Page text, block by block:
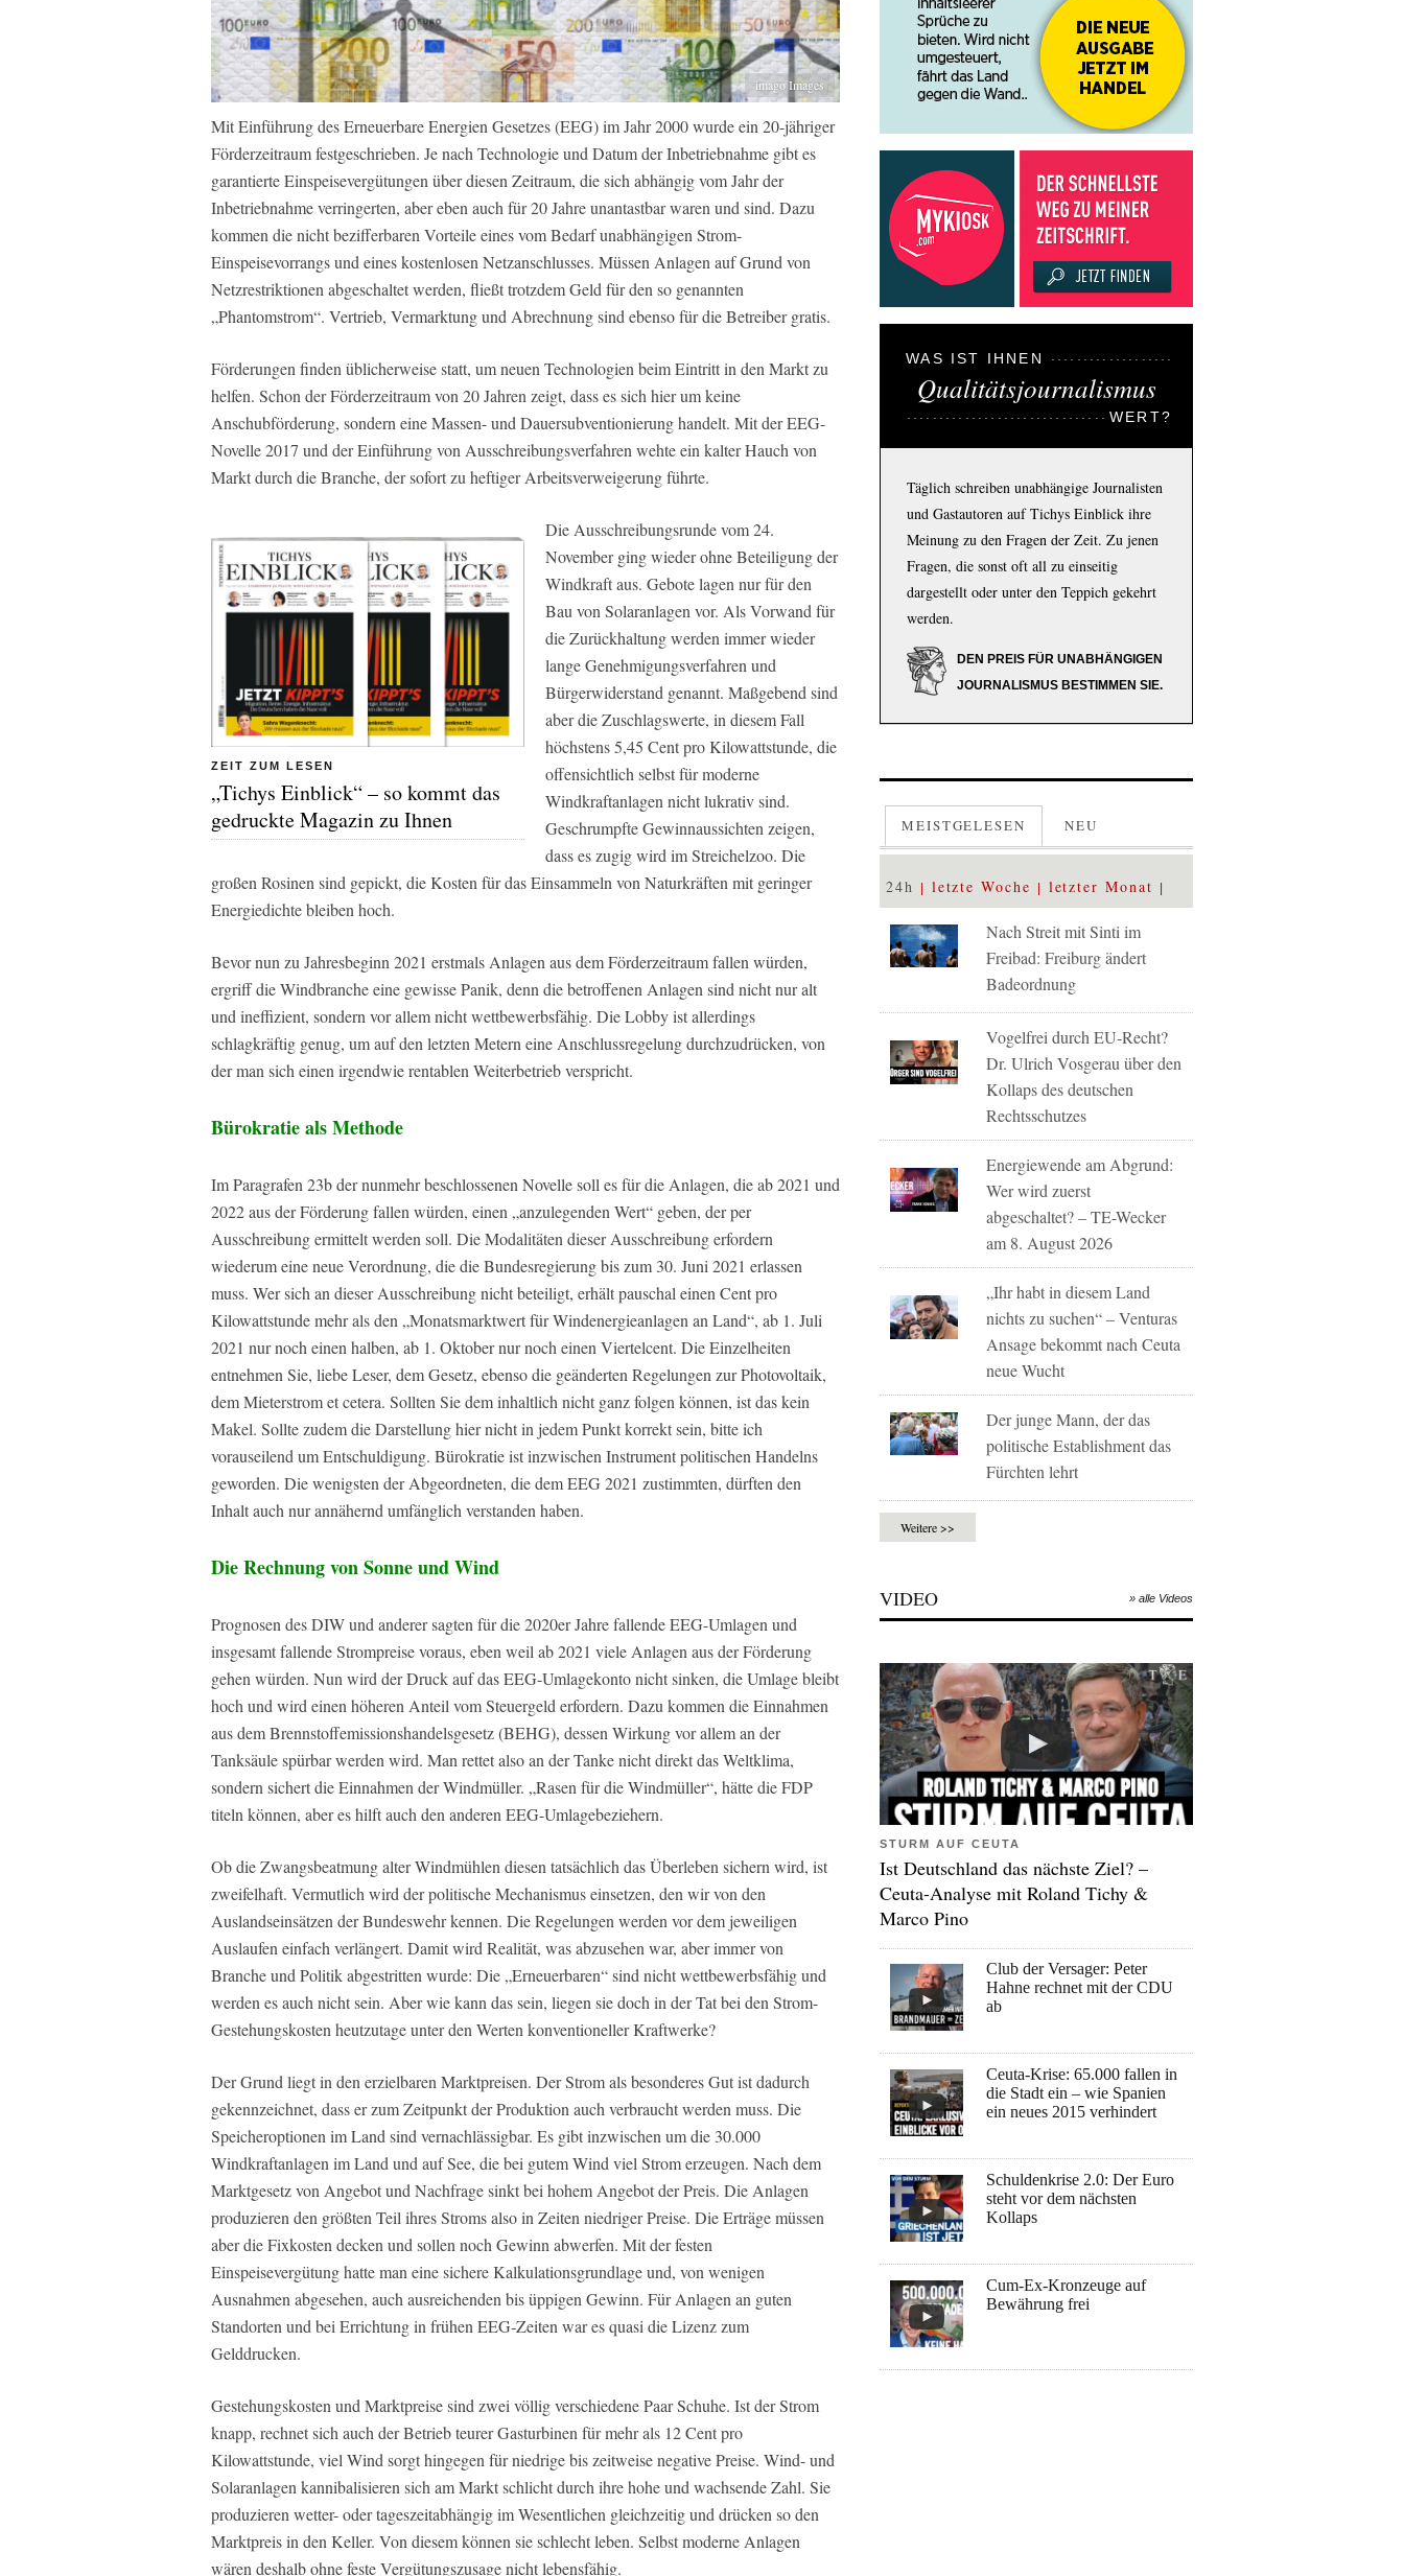
imago Images
Mit Einführung des Erneuerbare Energien Gesetzes (EEG) im Jahr 2000 wurde ein 20-jähriger
Förderzeitraum festgeschrieben. Je nach Technologie und Datum der Inbetriebnahme gibt es
garantierte Einspeisevergütungen über diesen Zeitraum, die sich abhängig vom Jahr der
Inbetriebnahme verringerten, aber eben auch für 20 Jahre unantastbar waren und sind. Dazu
kommen die nicht bezifferbaren Vorteile eines vom Bedarf unabhängigen Strom-
Einspeisevorrangs und eines kostenlosen Netzanschlusses. Müssen Anlagen auf Grund von
Netzrestriktionen abgeschaltet werden, fließt trotzdem Geld für den so genannten
„Phantomstrom“. Vertrieb, Vermarktung und Abrechnung sind ebenso für die Betreiber gratis.
Förderungen finden üblicherweise statt, um neuen Technologien beim Eintritt in den Markt zu
helfen. Schon der Förderzeitraum von 20 Jahren zeigt, dass es sich hier um keine
Anschubförderung, sondern eine Massen- und Dauersubventionierung handelt. Mit der EEG-
Novelle 2017 und der Einführung von Ausschreibungsverfahren wehte ein kalter Hauch von
Markt durch die Branche, der sofort zu heftiger Arbeitsverweigerung führte.
ZEIT ZUM LESEN
„Tichys Einblick“ – so kommt das
gedruckte Magazin zu Ihnen
Die Ausschreibungsrunde vom 24.
November ging wieder ohne Beteiligung der
Windkraft aus. Gebote lagen nur für den
Bau von Solaranlagen vor. Als Vorwand für
die Zurückhaltung werden immer wieder
lange Genehmigungsverfahren und
Bürgerwiderstand genannt. Maßgebend sind
aber die Zuschlagswerte, in diesem Fall
höchstens 5,45 Cent pro Kilowattstunde, die
offensichtlich selbst für moderne
Windkraftanlagen nicht lukrativ sind.
Geschrumpfte Gewinnaussichten zeigen,
dass es zugig wird im Streichelzoo. Die
großen Rosinen sind gepickt, die Kosten für das Einsammeln von Naturkräften mit geringer
Energiedichte bleiben hoch.
Bevor nun zu Jahresbeginn 2021 erstmals Anlagen aus dem Förderzeitraum fallen würden,
ergriff die Windbranche eine gewisse Panik, denn die betroffenen Anlagen sind nicht nur alt
und ineffizient, sondern vor allem nicht wettbewerbsfähig. Die Lobby ist allerdings
schlagkräftig genug, um auf den letzten Metern eine Anschlussregelung durchzudrücken, von
der man sich einen irgendwie rentablen Weiterbetrieb verspricht.
Bürokratie als Methode
Im Paragrafen 23b der nunmehr beschlossenen Novelle soll es für die Anlagen, die ab 2021 und
2022 aus der Förderung fallen würden, einen „anzulegenden Wert“ geben, der per
Ausschreibung ermittelt werden soll. Die Modalitäten dieser Ausschreibung erfordern
wiederum eine neue Verordnung, die die Bundesregierung bis zum 30. Juni 2021 erlassen
muss. Wer sich an dieser Ausschreibung nicht beteiligt, erhält pauschal einen Cent pro
Kilowattstunde mehr als den „Monatsmarktwert für Windenergieanlagen an Land“, ab 1. Juli
2021 nur noch einen halben, ab 1. Oktober nur noch einen Viertelcent. Die Einzelheiten
entnehmen Sie, liebe Leser, dem Gesetz, ebenso die geänderten Regelungen zur Photovoltaik,
dem Mieterstrom et cetera. Sollten Sie dem inhaltlich nicht ganz folgen können, ist das kein
Makel. Sollte zudem die Darstellung hier nicht in jedem Punkt korrekt sein, bitte ich
vorauseilend um Entschuldigung. Bürokratie ist inzwischen Instrument politischen Handelns
geworden. Die wenigsten der Abgeordneten, die dem EEG 2021 zustimmten, dürften den
Inhalt auch nur annähernd umfänglich verstanden haben.
Die Rechnung von Sonne und Wind
Prognosen des DIW und anderer sagten für die 2020er Jahre fallende EEG-Umlagen und
insgesamt fallende Strompreise voraus, eben weil ab 2021 viele Anlagen aus der Förderung
gehen würden. Nun wird der Druck auf das EEG-Umlagekonto nicht sinken, die Umlage bleibt
hoch und wird einen höheren Anteil vom Steuergeld erfordern. Dazu kommen die Einnahmen
aus dem Brennstoffemissionshandelsgesetz (BEHG), dessen Wirkung vor allem an der
Tanksäule spürbar werden wird. Man rettet also an der Tanke nicht direkt das Weltklima,
sondern sichert die Einnahmen der Windmüller. „Rasen für die Windmüller“, hätte die FDP
titeln können, aber es hilft auch den anderen EEG-Umlagebeziehern.
Ob die Zwangsbeatmung alter Windmühlen diesen tatsächlich das Überleben sichern wird, ist
zweifelhaft. Vermutlich wird der politische Mechanismus einsetzen, den wir von den
Auslandseinsätzen der Bundeswehr kennen. Die Regelungen werden vor dem jeweiligen
Auslaufen einfach verlängert. Damit wird Realität, was abzusehen war, aber immer von
Branche und Politik abgestritten wurde: Die „Erneuerbaren“ sind nicht wettbewerbsfähig und
werden es auch nicht sein. Aber wie kann das sein, liegen sie doch in der Tat bei den Strom-
Gestehungskosten heutzutage unter den Werten konventioneller Kraftwerke?
Der Grund liegt in den erzielbaren Marktpreisen. Der Strom als besonderes Gut ist dadurch
gekennzeichnet, dass er zum Zeitpunkt der Produktion auch verbraucht werden muss. Die
Speicheroptionen im Land sind vernachlässigbar. Es gibt inzwischen um die 30.000
Windkraftanlagen im Land und auf See, die bei gutem Wind viel Strom erzeugen. Nach dem
Marktgesetz von Angebot und Nachfrage sinkt bei hohem Angebot der Preis. Die Anlagen
produzieren den größten Teil ihres Stroms also in Zeiten niedriger Preise. Die Erträge müssen
aber die Fixkosten decken und sollen noch Gewinn abwerfen. Mit der festen
Einspeisevergütung hatte man eine sichere Kalkulationsgrundlage und, von wenigen
Ausnahmen abgesehen, auch ausreichenden bis üppigen Gewinn. Für Anlagen an guten
Standorten und bei Errichtung in frühen EEG-Zeiten war es quasi die Lizenz zum
Gelddrucken.
Gestehungskosten und Marktpreise sind zwei völlig verschiedene Paar Schuhe. Ist der Strom
knapp, rechnet sich auch der Betrieb teurer Gasturbinen für mehr als 12 Cent pro
Kilowattstunde, viel Wind sorgt hingegen für niedrige bis zeitweise negative Preise. Wind- und
Solaranlagen kannibalisieren sich am Markt schlicht durch ihre hohe und wachsende Zahl. Sie
produzieren wetter- oder tageszeitabhängig im Wesentlichen gleichzeitig und drücken so den
Marktpreis in den Keller. Von diesem können sie schlecht leben. Selbst moderne Anlagen
wären deshalb ohne feste Vergütungszusage nicht lebensfähig.
WAS IST IHNEN
Qualitätsjournalismus
WERT?
Täglich schreiben unabhängige Journalisten
und Gastautoren auf Tichys Einblick ihre
Meinung zu den Fragen der Zeit. Zu jenen
Fragen, die sonst oft all zu einseitig
dargestellt oder unter den Teppich gekehrt
werden.
DEN PREIS FÜR UNABHÄNGIGEN
JOURNALISMUS BESTIMMEN SIE.
MEISTGELESEN NEU
24h letzte Woche letzter Monat
Nach Streit mit Sinti im
Freibad: Freiburg ändert
Badeordnung
Vogelfrei durch EU-Recht?
Dr. Ulrich Vosgerau über den
Kollaps des deutschen
Rechtsschutzes
Energiewende am Abgrund:
Wer wird zuerst
abgeschaltet? – TE-Wecker
am 8. August 2026
„Ihr habt in diesem Land
nichts zu suchen“ – Venturas
Ansage bekommt nach Ceuta
neue Wucht
Der junge Mann, der das
politische Establishment das
Fürchten lehrt
Weitere >>
VIDEO » alle Videos
STURM AUF CEUTA
Ist Deutschland das nächste Ziel? –
Ceuta-Analyse mit Roland Tichy &
Marco Pino
Club der Versager: Peter
Hahne rechnet mit der CDU
ab
Ceuta-Krise: 65.000 fallen in
die Stadt ein – wie Spanien
ein neues 2015 verhindert
Schuldenkrise 2.0: Der Euro
steht vor dem nächsten
Kollaps
Cum-Ex-Kronzeuge auf
Bewährung frei